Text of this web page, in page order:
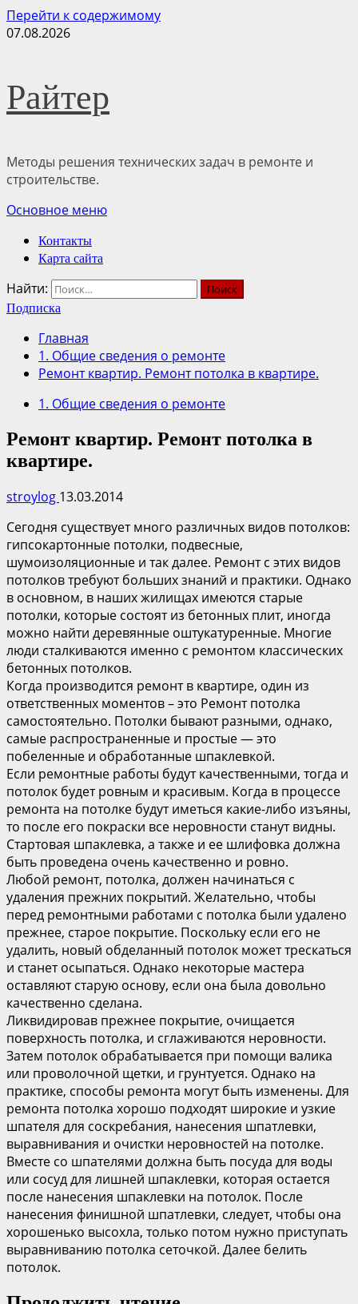
Перейти к содержимому
07.08.2026
Райтер
Методы решения технических задач в ремонте и
строительстве.
Основное меню
Контакты
Карта сайта
Найти:
Подписка
Главная
1. Общие сведения о ремонте
Ремонт квартир. Ремонт потолка в квартире.
1. Общие сведения о ремонте
Ремонт квартир. Ремонт потолка в
квартире.
stroylog 13.03.2014
Сегодня существует много различных видов потолков:
гипсокартонные потолки, подвесные,
шумоизоляционные и так далее. Ремонт с этих видов
потолков требуют больших знаний и практики. Однако
в основном, в наших жилищах имеются старые
потолки, которые состоят из бетонных плит, иногда
можно найти деревянные оштукатуренные. Многие
люди сталкиваются именно с ремонтом классических
бетонных потолков.
Когда производится ремонт в квартире, один из
ответственных моментов – это Ремонт потолка
самостоятельно. Потолки бывают разными, однако,
самые распространенные и простые — это
побеленные и обработанные шпаклевкой.
Если ремонтные работы будут качественными, тогда и
потолок будет ровным и красивым. Когда в процессе
ремонта на потолке будут иметься какие-либо изъяны,
то после его покраски все неровности станут видны.
Стартовая шпаклевка, а также и ее шлифовка должна
быть проведена очень качественно и ровно.
Любой ремонт, потолка, должен начинаться с
удаления прежних покрытий. Желательно, чтобы
перед ремонтными работами с потолка были удалено
прежнее, старое покрытие. Поскольку если его не
удалить, новый обделанный потолок может трескаться
и станет осыпаться. Однако некоторые мастера
оставляют старую основу, если она была довольно
качественно сделана.
Ликвидировав прежнее покрытие, очищается
поверхность потолка, и сглаживаются неровности.
Затем потолок обрабатывается при помощи валика
или проволочной щетки, и грунтуется. Однако на
практике, способы ремонта могут быть изменены. Для
ремонта потолка хорошо подходят широкие и узкие
шпателя для соскребания, нанесения шпатлевки,
выравнивания и очистки неровностей на потолке.
Вместе со шпателями должна быть посуда для воды
или сосуд для лишней шпаклевки, которая остается
после нанесения шпаклевки на потолок. После
нанесения финишной шпатлевки, следует, чтобы она
хорошенько высохла, только потом нужно приступать
выравниванию потолка сеточкой. Далее белить
потолок.